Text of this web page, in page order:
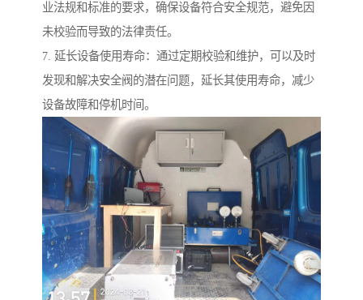
业法规和标准的要求，确保设备符合安全规范，避免因
未校验而导致的法律责任。
7. 延长设备使用寿命：通过定期校验和维护，可以及时
发现和解决安全阀的潜在问题，延长其使用寿命，减少
设备故障和停机时间。